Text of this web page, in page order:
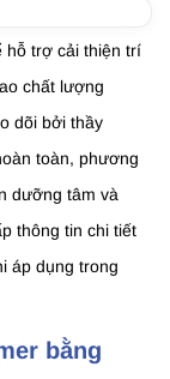
hỗ trợ cải thiện trí
chất lượng
dõi bởi thầy
toàn, phương
dưỡng tâm và
thông tin chi tiết
áp dụng trong
bằng